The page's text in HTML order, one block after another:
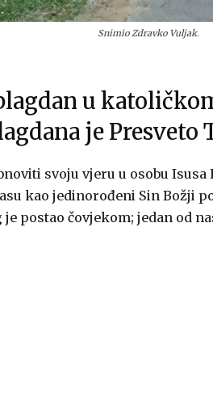
Snimio Zdravko Vuljak.
u
je
svoju vjeru u osobu Isusa
kao jedinorođeni Sin Božji
postao čovjekom; jedan od